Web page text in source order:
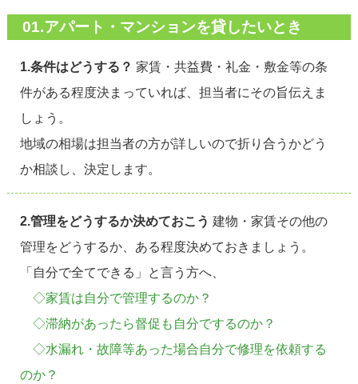
01.アパート・マンションを貸したいとき
1.条件はどうする？ 家賃・共益費・礼金・敷金等の条
件がある程度決まっていれば、担当者にその旨伝えま
しょう。
地域の相場は担当者の方が詳しいので折り合うかどう
か相談し、決定します。
2.管理をどうするか決めておこう 建物・家賃その他の
管理をどうするか、ある程度決めておきましょう。
「自分で全てできる」と言う方へ、
◇家賃は自分で管理するのか？
◇滞納があったら督促も自分でするのか？
◇水漏れ・故障等あった場合自分で修理を依頼する
のか？